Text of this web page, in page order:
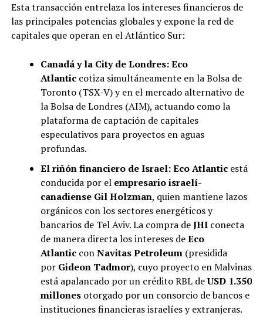
Esta transacción entrelaza los intereses financieros de
las principales potencias globales y expone la red de
capitales que operan en el Atlántico Sur:
Canadá y la City de Londres:Eco
Atlanticcotiza simultáneamente en la Bolsa de
Toronto (TSX-V) y en el mercado alternativo de
la Bolsa de Londres (AIM), actuando como la
plataforma de captación de capitales
especulativos para proyectos en aguas
profundas.
El riñón financiero de Israel:Eco Atlanticestá
conducida por el empresario israelí-
canadiense Gil Holzman, quien mantiene lazos
orgánicos con los sectores energéticos y
bancarios de Tel Aviv. La compra deJHIconecta
de manera directa los intereses deEco
AtlanticconNavitas Petroleum(presidida
por Gideon Tadmor), cuyo proyecto en Malvinas
está apalancado por un crédito RBL deUSD 1.350
millonesotorgado por un consorcio de bancos e
instituciones financieras israelíes y extranjeras.